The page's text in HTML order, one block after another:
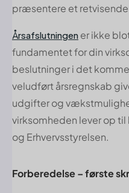
præsentere et
Årsafslutningen er ikke
fundamentet for din
beslutninger i det
veludført årsregnskab
udgifter og
virksomheden lever op
og Erhvervsstyrelsen.
Forberedelse – første